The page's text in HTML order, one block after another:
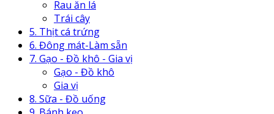
Rau ăn lá
Trái cây
5. Thịt cá trứng
6. Đông mát-Làm sẵn
7. Gạo - Đồ khô - Gia vị
Gạo - Đồ khô
Gia vị
8. Sữa - Đồ uống